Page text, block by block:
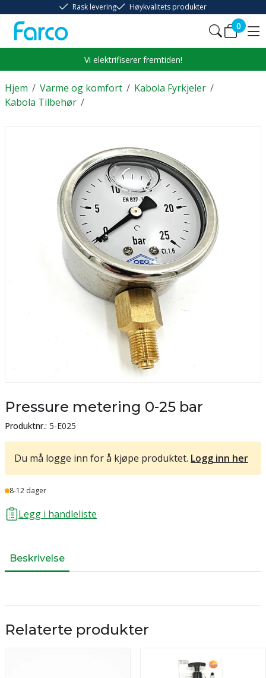
Rask levering Høykvalitets produkter
0
Vi elektrifiserer fremtiden!
/
Hjem /
Varme og komfort /
Kabola Fyrkjeler
/
Kabola Tilbehør
Pressure metering 0-25 bar
Produktnr.: 5-E025
Du må logge inn for å kjøpe produktet. Logg inn her
Lager
8-12 dager
Legg i handleliste
Beskrivelse
Relaterte produkter